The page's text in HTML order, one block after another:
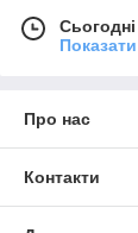
Про нас
Контакти